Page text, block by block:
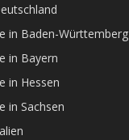
in Baden-Württemberg
in Bayern
in Hessen
in Sachsen